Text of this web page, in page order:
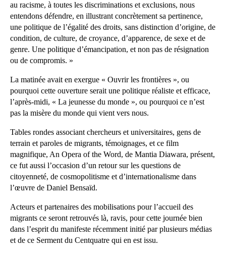
au racisme, à toutes les discriminations et exclusions, nous
entendons défendre, en illustrant concrètement sa pertinence,
une politique de l’égalité des droits, sans distinction d’origine, de
condition, de culture, de croyance, d’apparence, de sexe et de
genre. Une politique d’émancipation, et non pas de résignation
ou de compromis. »
La matinée avait en exergue « Ouvrir les frontières », ou
pourquoi cette ouverture serait une politique réaliste et efficace,
l’après-midi, « La jeunesse du monde », ou pourquoi ce n’est
pas la misère du monde qui vient vers nous.
Tables rondes associant chercheurs et universitaires, gens de
terrain et paroles de migrants, témoignages, et ce film
magnifique, An Opera of the Word, de Mantia Diawara, présent,
ce fut aussi l’occasion d’un retour sur les questions de
citoyenneté, de cosmopolitisme et d’internationalisme dans
l’œuvre de Daniel Bensaïd.
Acteurs et partenaires des mobilisations pour l’accueil des
migrants ce seront retrouvés là, ravis, pour cette journée bien
dans l’esprit du manifeste récemment initié par plusieurs médias
et de ce Serment du Centquatre qui en est issu.